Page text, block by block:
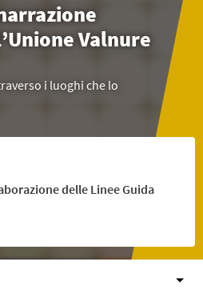
Valnure
i luoghi che lo
delle Linee Guida